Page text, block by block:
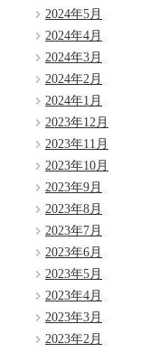
2024年5月
2024年4月
2024年3月
2024年2月
2024年1月
2023年12月
2023年11月
2023年10月
2023年9月
2023年8月
2023年7月
2023年6月
2023年5月
2023年4月
2023年3月
2023年2月